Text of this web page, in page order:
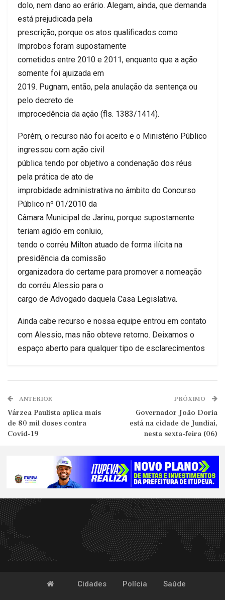
dolo, nem dano ao erário. Alegam, ainda, que demanda
está prejudicada pela
prescrição, porque os atos qualificados como
ímprobos foram supostamente
cometidos entre 2010 e 2011, enquanto que a ação
somente foi ajuizada em
2019. Pugnam, então, pela anulação da sentença ou
pelo decreto de
improcedência da ação (fls. 1383/1414).
Porém, o recurso não foi aceito e o Ministério Público
ingressou com ação civil
pública tendo por objetivo a condenação dos réus
pela prática de ato de
improbidade administrativa no âmbito do Concurso
Público nº 01/2010 da
Câmara Municipal de Jarinu, porque supostamente
teriam agido em conluio,
tendo o corréu Milton atuado de forma ilícita na
presidência da comissão
organizadora do certame para promover a nomeação
do corréu Alessio para o
cargo de Advogado daquela Casa Legislativa.
Ainda cabe recurso e nossa equipe entrou em contato
com Alessio, mas não obteve retorno. Deixamos o
espaço aberto para qualquer tipo de esclarecimentos
ANTERIOR
Várzea Paulista aplica mais
de 80 mil doses contra
Covid-19
PRÓXIMO
Governador João Doria
está na cidade de Jundiaí,
nesta sexta-feira (06)
Cidades Polícia Saúde